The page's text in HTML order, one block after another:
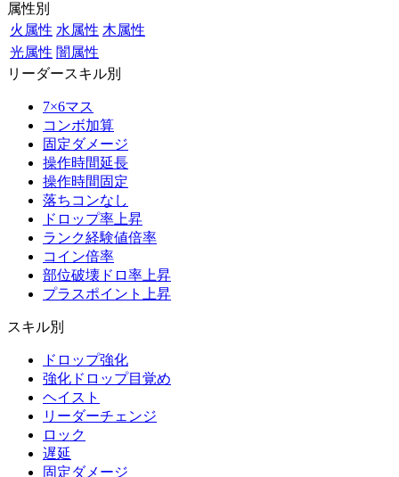
属性別
火属性 水属性 木属性
光属性 闇属性
リーダースキル別
7×6マス
コンボ加算
固定ダメージ
操作時間延長
操作時間固定
落ちコンなし
ドロップ率上昇
ランク経験値倍率
コイン倍率
部位破壊ドロ率上昇
プラスポイント上昇
スキル別
ドロップ強化
強化ドロップ目覚め
ヘイスト
リーダーチェンジ
ロック
遅延
固定ダメージ